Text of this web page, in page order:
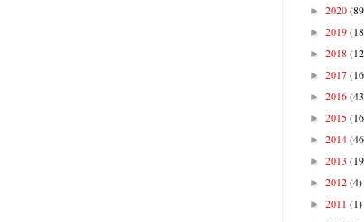
► 2020
► 2019
► 2018
► 2017
► 2016
► 2015
► 2014
► 2013
► 2012(4)
► 2011 (1)